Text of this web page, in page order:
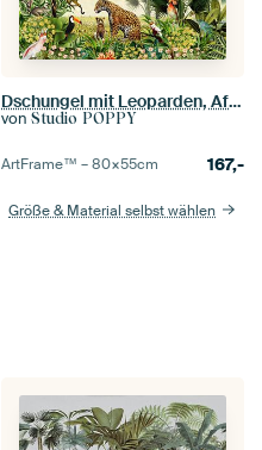
Dschungel mit Leoparden, Affen, Tukanen und tropischen Vögeln
von Studio POPPY
ArtFrame™ –80×55cm 167,-
Größe & Material selbst wählen